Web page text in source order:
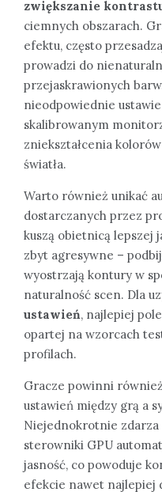
zwiększanie
ciemnych obszarach.
efektu, często
prowadzi do
przejaskrawionych
nieodpowiednie
skalibrowanym
zniekształcenia
światła.
Warto również unikać
dostarczanych przez
kuszą obietnicą lepszej
zbyt agresywne –
wyostrzają kontury w
naturalność scen. Dla
ustawień, najlepiej
opartej na wzorcach
profilach.
Gracze powinni
ustawień między grą a
Niejednokrotnie zdarza
sterowniki GPU
jasność, co powoduje
efekcie nawet najlepiej